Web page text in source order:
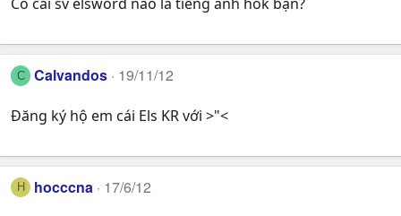
C Calvandos 19/11/12
Đăng ký hộ em cái Els KR với >"<
H hocccna 17/6/12